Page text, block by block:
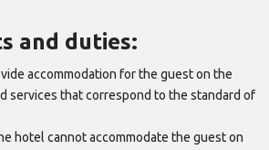
and duties:
accommodation for the guest on the
services that correspond to the standard of
hotel cannot accommodate the guest on